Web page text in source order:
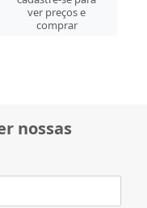
ver preços e
comprar
nossas